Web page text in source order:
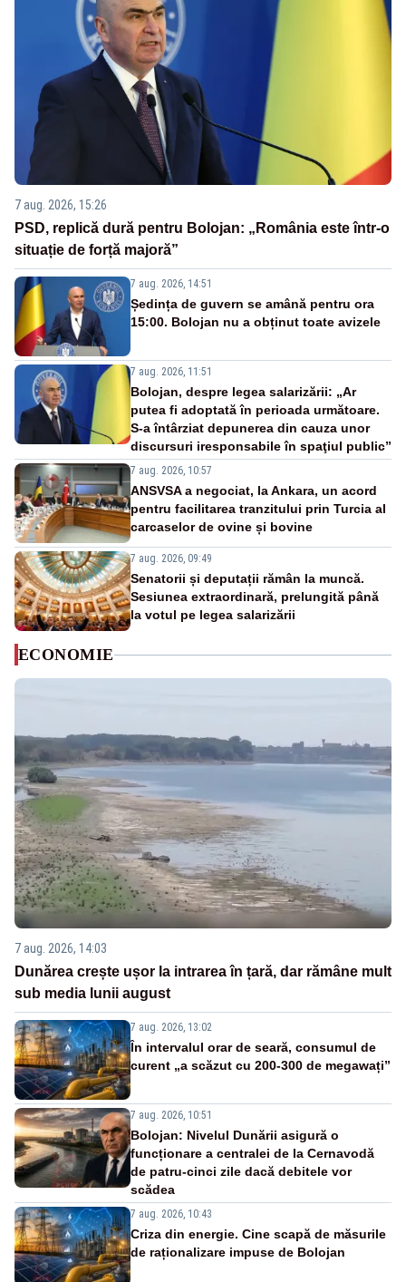
7 aug. 2026, 15:26
PSD, replică dură pentru Bolojan: „România este într-o
situație de forță majoră”
7 aug. 2026, 14:51
Ședința de guvern se amână pentru ora
15:00. Bolojan nu a obținut toate avizele
7 aug. 2026, 11:51
Bolojan, despre legea salarizării: „Ar
putea fi adoptată în perioada următoare.
S-a întârziat depunerea din cauza unor
discursuri iresponsabile în spaţiul public”
7 aug. 2026, 10:57
ANSVSA a negociat, la Ankara, un acord
pentru facilitarea tranzitului prin Turcia al
carcaselor de ovine și bovine
7 aug. 2026, 09:49
Senatorii și deputații rămân la muncă.
Sesiunea extraordinară, prelungită până
la votul pe legea salarizării
ECONOMIE
7 aug. 2026, 14:03
Dunărea crește ușor la intrarea în țară, dar rămâne mult
sub media lunii august
7 aug. 2026, 13:02
În intervalul orar de seară, consumul de
curent „a scăzut cu 200-300 de megawați”
7 aug. 2026, 10:51
Bolojan: Nivelul Dunării asigură o
funcționare a centralei de la Cernavodă
de patru-cinci zile dacă debitele vor
scădea
7 aug. 2026, 10:43
Criza din energie. Cine scapă de măsurile
de raționalizare impuse de Bolojan